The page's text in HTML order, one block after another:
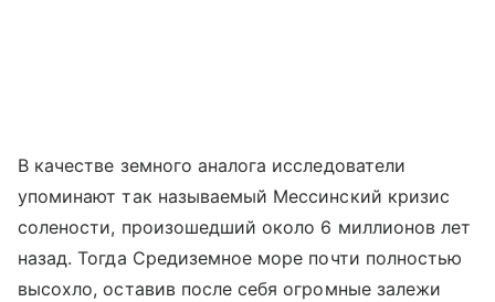
В качестве земного аналога исследователи
упоминают так называемый Мессинский кризис
солености, произошедший около 6 миллионов лет
назад. Тогда Средиземное море почти полностью
высохло, оставив после себя огромные залежи